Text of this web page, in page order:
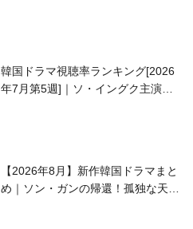
韓国ドラマ視聴率ランキング[2026
年7月第5週]｜ソ・イングク主演の
【2026年8月】新作韓国ドラマまと
め｜ソン・ガンの帰還！孤独な天才